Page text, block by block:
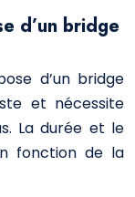
d’un bridge
d’un bridge
et nécessite
La durée et le
fonction de la